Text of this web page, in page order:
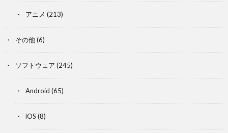
アニメ (213)
その他(6)
ソフトウェア (245)
Android (65)
iOS (8)